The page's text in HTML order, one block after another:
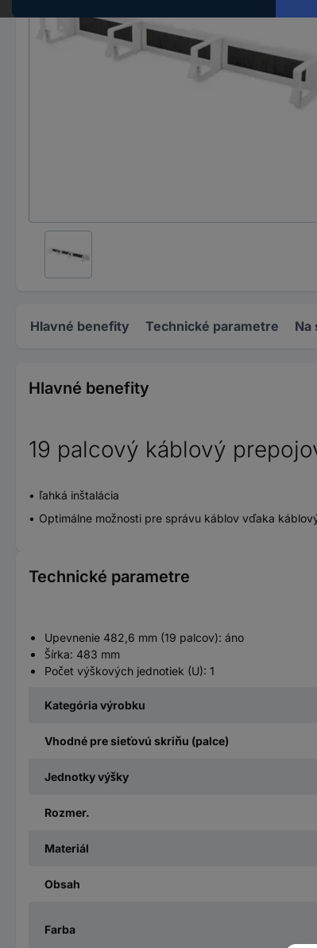
Hlavné benefity Technické parametre Na
Hlavné benefity
19 palcový káblový
ľahká inštalácia
Optimálne možnosti pre správu káblov vďaka
Technické parametre
Upevnenie 482,6 mm (19 palcov): áno
Šírka: 483 mm
Počet výškových jednotiek (U): 1
Kategória výrobku
Vhodné pre sieťovú skriňu (palce)
Jednotky výšky
Rozmer.
Materiál
Obsah
Farba